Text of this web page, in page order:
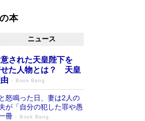
本
ニュース
された天皇陛下を
せた人物とは？ 天皇
Book Bang
怒鳴った日、妻は2人の
が「自分の犯した罪や愚
冊
Book Bang